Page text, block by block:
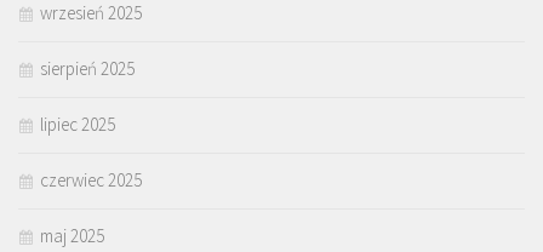
wrzesień 2025
sierpień 2025
lipiec 2025
czerwiec 2025
maj 2025